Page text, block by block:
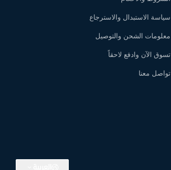
سياسة الاستبدال والاسترجاع
معلومات الشحن والتوصيل
تسوق الآن وادفع لاحقاً
تواصل معنا